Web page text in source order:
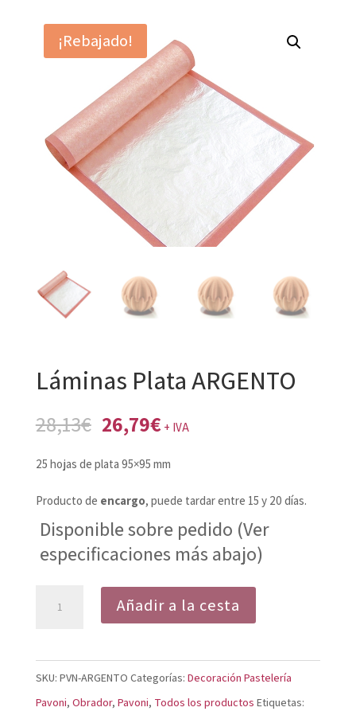
¡Rebajado!
Láminas Plata ARGENTO
28,13€ El
original
era:
28,13€.
26,79€El
actual
es:
26,79€.
+ IVA
25 hojas de plata 95×95 mm
Producto de encargo, puede tardar entre 15 y 20 días.
Disponible sobre pedido (Ver
especificaciones más abajo)
cantidad
Añadir a la cesta
SKU: PVN-ARGENTO Categorías: Decoración Pastelería
Pavoni, Obrador, Pavoni, Todos los productos Etiquetas: